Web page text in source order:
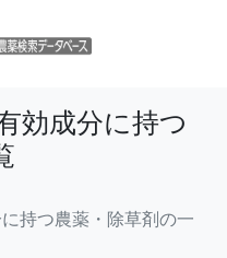
効成分に持つ
持つ農薬・除草剤の一